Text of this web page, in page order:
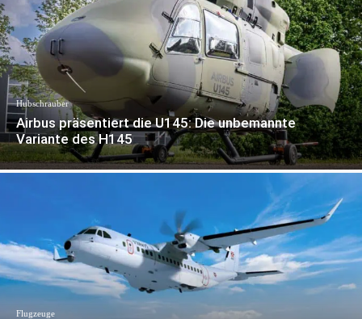
Hubschrauber
Airbus präsentiert die U145: Die unbemannte
Variante des H145
Flugzeuge